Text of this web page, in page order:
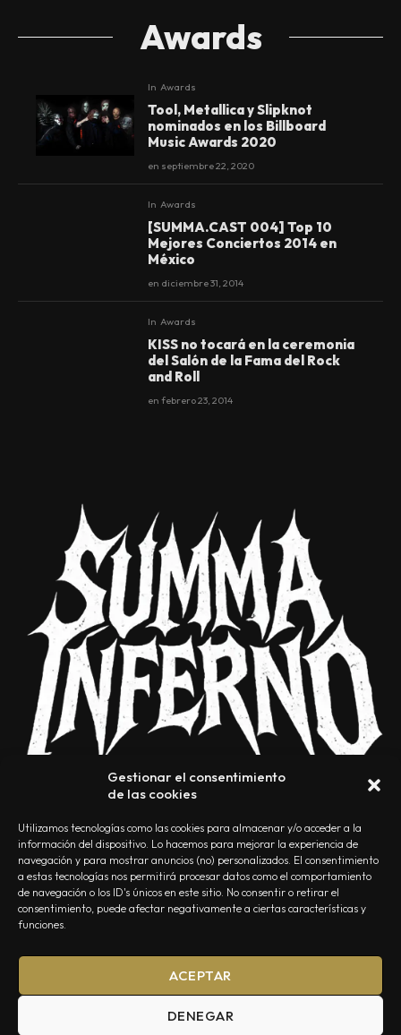
Gestionar el consentimiento
de las cookies
Utilizamos tecnologías como las cookies para almacenar y/o acceder a la
información del dispositivo. Lo hacemos para mejorar la experiencia de
navegación y para mostrar anuncios (no) personalizados. El consentimiento
a estas tecnologías nos permitirá procesar datos como el comportamiento
de navegación o los ID's únicos en este sitio. No consentir o retirar el
consentimiento, puede afectar negativamente a ciertas características y
funciones.
ACEPTAR
DENEGAR
Awards
In Awards
Tool, Metallica y Slipknot
nominados en los Billboard
Music Awards 2020
en septiembre 22, 2020
In Awards
[SUMMA.CAST 004] Top 10
Mejores Conciertos 2014 en
México
en diciembre 31, 2014
In Awards
KISS no tocará en la ceremonia
del Salón de la Fama del Rock
and Roll
enfebrero 23, 2014
NOSOTROS CONTACTO EDITORIAL POLÍTICA DE PRIVACIDAD